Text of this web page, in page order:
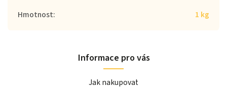
Hmotnost: 1 kg
Informace pro vás
Jak nakupovat